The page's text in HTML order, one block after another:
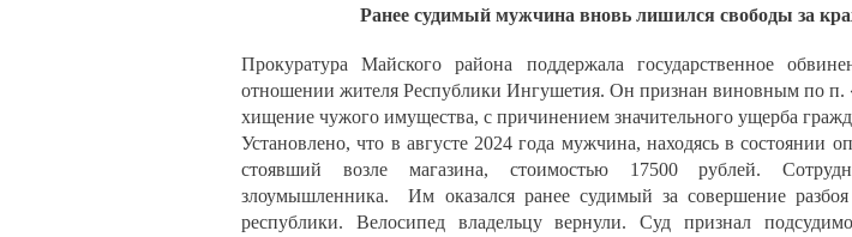
Ранее судимый мужчина вновь лишился свободы за
Прокуратура Майского района поддержала государственное
отношении жителя Республики Ингушетия. Он признан виновным по п.
хищение чужого имущества, с причинением значительного ущерба
Установлено, что в августе 2024 года мужчина, находясь в состоянии
стоявший возле магазина, стоимостью 17500 рублей.
злоумышленника. Им оказался ранее судимый за совершение
республики. Велосипед владельцу вернули. Суд признал